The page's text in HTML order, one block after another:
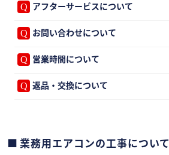
アフターサービスについて
お問い合わせについて
営業時間について
返品・交換について
業務用エアコンの工事について